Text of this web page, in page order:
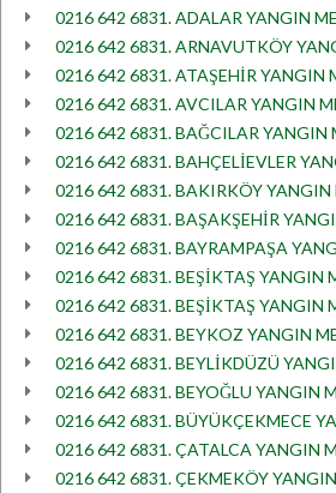
0216 642 6831. ADALAR YANGIN
0216 642 6831. ARNAVUTKÖY
0216 642 6831. ATAŞEHİR YANGIN
0216 642 6831. AVCILAR YANGIN
0216 642 6831. BAĞCILAR YANGIN
0216 642 6831. BAHÇELİEVLER
0216 642 6831. BAKIRKÖY YANGIN
0216 642 6831. BAŞAKŞEHİR
0216 642 6831. BAYRAMPAŞA
0216 642 6831. BEŞİKTAŞ YANGIN
0216 642 6831. BEŞİKTAŞ YANGIN
0216 642 6831. BEYKOZ YANGIN
0216 642 6831. BEYLİKDÜZÜ
0216 642 6831. BEYOĞLU YANGIN
0216 642 6831. BÜYÜKÇEKMECE
0216 642 6831. ÇATALCA YANGIN
0216 642 6831. ÇEKMEKÖY